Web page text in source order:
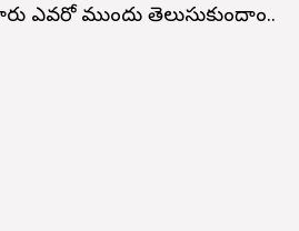
ఎవరో ముందు తెలుసుకుందాం..